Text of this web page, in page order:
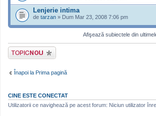
Lenjerie intima
de tarzan » Dum Mar 23, 2008 7:06 pm
Afişează subiectele din
Scrie un subiect
nou
Înapoi la Prima pagină
CINE ESTE CONECTAT
Utilizatorii ce navighează pe acest forum: Niciun utilizator